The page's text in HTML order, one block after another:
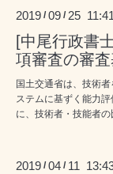
2019 /09 / 25 11:41
[中尾行政書
項審査の審
国土交通省は、技術
ステムに基ずく能力
に、技術者・技能者の
2019 /04 / 11